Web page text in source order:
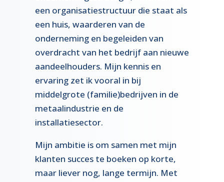
een organisatiestructuur die staat als
een huis, waarderen van de
onderneming en begeleiden van
overdracht van het bedrijf aan nieuwe
aandeelhouders. Mijn kennis en
ervaring zet ik vooral in bij
middelgrote (familie)bedrijven in de
metaalindustrie en de
installatiesector.
Mijn ambitie is om samen met mijn
klanten succes te boeken op korte,
maar liever nog, lange termijn. Met